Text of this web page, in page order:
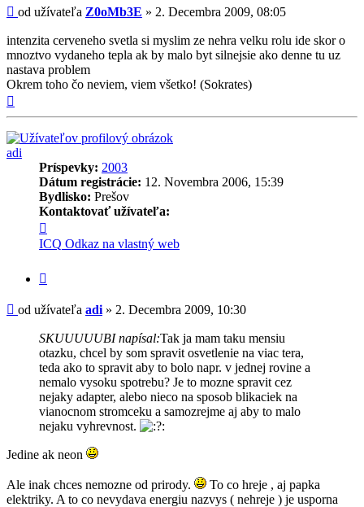
Príspevok
od užívateľa Z0oMb3E » 2. Decembra 2009, 08:05
intenzita cerveneho svetla si myslim ze nehra velku rolu ide skor o
mnoztvo vydaneho tepla ak by malo byt silnejsie ako denne tu uz
nastava problem
Okrem toho čo neviem, viem všetko! (Sokrates)
adi
Príspevky: 2003
Dátum registrácie: 12. Novembra 2006, 15:39
Bydlisko: Prešov
Kontaktovať užívateľa:
informácie
užívateľa
adi
ICQ Odkaz na vlastný web
Príspevok
od užívateľa adi » 2. Decembra 2009, 10:30
SKUUUUUBI napísal:Tak ja mam taku mensiu
otazku, chcel by som spravit osvetlenie na viac tera,
teda ako to spravit aby to bolo napr. v jednej rovine a
nemalo vysoku spotrebu? Je to mozne spravit cez
nejaky adapter, alebo nieco na sposob blikaciek na
vianocnom stromceku a samozrejme aj aby to malo
nejaku vyhrevnost.
Jedine ak neon
Ale inak chces nemozne od prirody.
To co hreje , aj papka
elektriky. A to co nevydava energiu nazvys ( nehreje ) je usporna